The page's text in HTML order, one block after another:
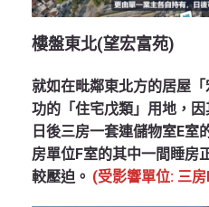
樓盤東北(望宏富苑)
就如在毗鄰東北方的居屋
功的「住宅戊類」用地，因
日後三房一套連儲物室E室
房單位F室的其中一間睡房
較壓迫。 (受影響單位: 三